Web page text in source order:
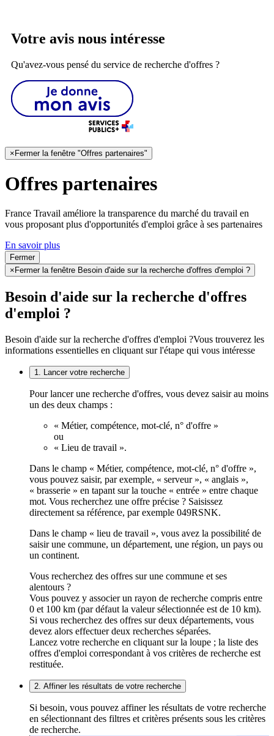
Votre avis nous intéresse
Qu'avez-vous pensé du service de recherche d'offres ?
×Fermer la fenêtre "Offres partenaires"
Offres partenaires
France Travail améliore la transparence du marché du travail en
vous proposant plus d'opportunités d'emploi grâce à ses partenaires
En savoir plus
Fermer
× Fermer la fenêtre Besoin d'aide sur la recherche d'offres d'emploi ?
Besoin d'aide sur la recherche d'offres
d'emploi ?
Besoin d'aide sur la recherche d'offres d'emploi ?Vous trouverez les
informations essentielles en cliquant sur l'étape qui vous intéresse
1. Lancer votre recherche
Pour lancer une recherche d'offres, vous devez saisir au moins
un des deux champs :
« Métier, compétence, mot-clé, n° d'offre »
ou
« Lieu de travail ».
Dans le champ « Métier, compétence, mot-clé, n° d'offre »,
vous pouvez saisir, par exemple, « serveur », « anglais »,
« brasserie » en tapant sur la touche « entrée » entre chaque
mot. Vous recherchez une offre précise ? Saisissez
directement sa référence, par exemple 049RSNK.
Dans le champ « lieu de travail », vous avez la possibilité de
saisir une commune, un département, une région, un pays ou
un continent.
Vous recherchez des offres sur une commune et ses
alentours ?
Vous pouvez y associer un rayon de recherche compris entre
0 et 100 km (par défaut la valeur sélectionnée est de 10 km).
Si vous recherchez des offres sur deux départements, vous
devez alors effectuer deux recherches séparées.
Lancez votre recherche en cliquant sur la loupe ; la liste des
offres d'emploi correspondant à vos critères de recherche est
restituée.
2. Affiner les résultats de votre recherche
Si besoin, vous pouvez affiner les résultats de votre recherche
en sélectionnant des filtres et critères présents sous les critères
de recherche.